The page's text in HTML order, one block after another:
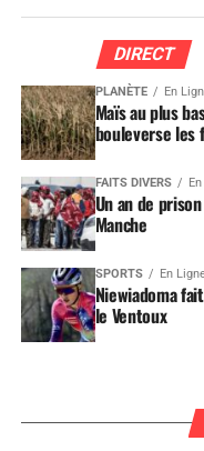
DIRECT
PLANÈTE En
Maïs au plus
bouleverse les
FAITS DIVERS
Un an de
Manche
SPORTS En
Niewiadoma
le Ventoux